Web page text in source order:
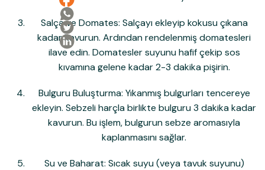
Salça ve Domates: Salçayı ekleyip kokusu çıkana
kadar kavurun. Ardından rendelenmiş domatesleri
ilave edin. Domatesler suyunu hafif çekip sos
kıvamına gelene kadar 2-3 dakika pişirin.
Bulguru Buluşturma: Yıkanmış bulgurları tencereye
ekleyin. Sebzeli harçla birlikte bulguru3 dakika kadar
kavurun. Bu işlem, bulgurun sebze aromasıyla
kaplanmasını sağlar.
Su ve Baharat: Sıcak suyu (veya tavuk suyunu)